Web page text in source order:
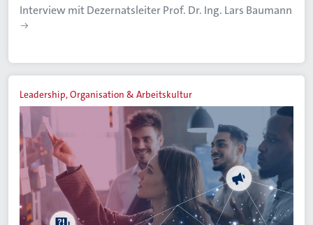
Interview mit Dezernatsleiter Prof. Dr. Ing. Lars Baumann
Leadership, Organisation & Arbeitskultur